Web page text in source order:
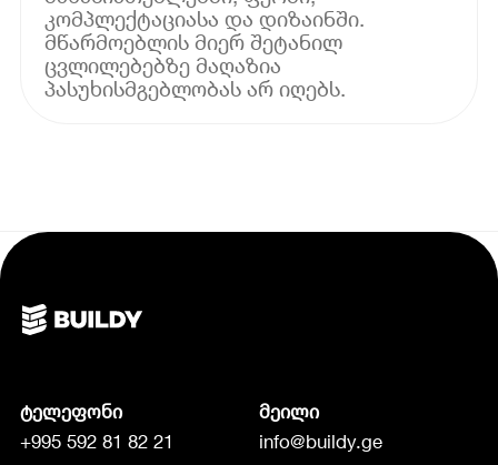
კომპლექტაციასა და დიზაინში.
მწარმოებლის მიერ შეტანილ
ცვლილებებზე მაღაზია
პასუხისმგებლობას არ იღებს.
ტელეფონი
+995 592 81 82 21
მეილი
info@buildy.ge